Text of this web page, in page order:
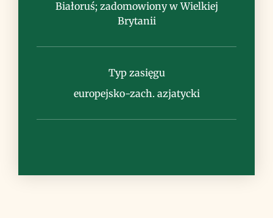
przetworów
Białoruś; zadomowiony w Wielkiej
Brytanii
Typ zasięgu
europejsko-zach. azjatycki